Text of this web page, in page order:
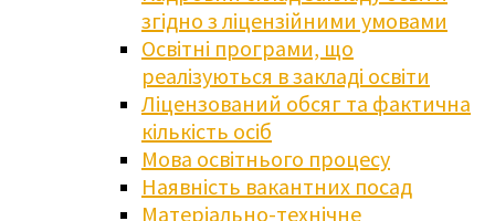
згідно з ліцензійними умовами
Освітні програми, що
реалізуються в закладі освіти
Ліцензований обсяг та фактична
кількість осіб
Мова освітнього процесу
Наявність вакантних посад
Матеріально-технічне